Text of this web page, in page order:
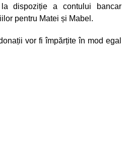
dispoziție a contului bancar
pentru Matei și Mabel.
vor fi împărțite în mod egal